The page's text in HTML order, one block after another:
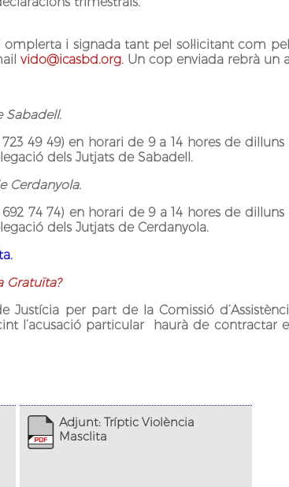
omplerta i signada tant pel sol·licitant com
vido@icasbd.org. Un cop enviada rebrà un
Sabadell.
49 49) en horari de 9 a 14 hores de
dels Jutjats de Sabadell.
Cerdanyola.
74 74) en horari de 9 a 14 hores de
dels Jutjats de Cerdanyola.
Gratuïta?
Justícia per part de la Comissió
l‘acusació particular haurà de contractar
Adjunt: Tríptic Violència
Masclita